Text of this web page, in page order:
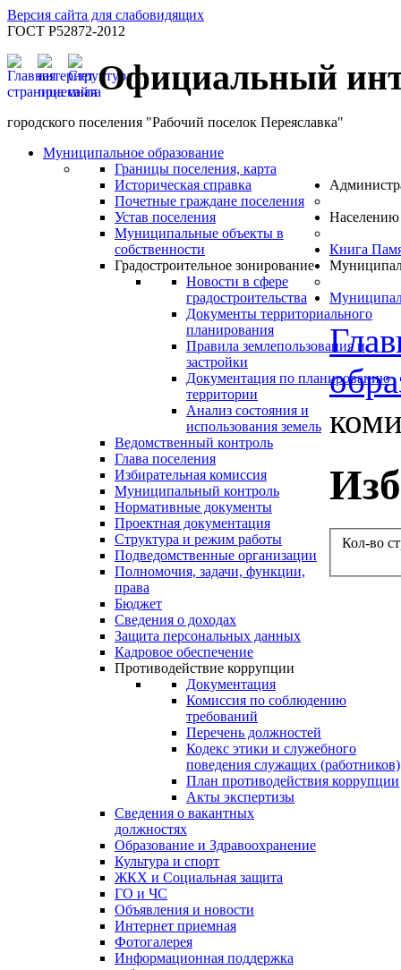
Версия сайта для слабовидящих
ГОСТ Р52872-2012
Официальный
городского поселения "Рабочий поселок Переяславка"
Муниципальное образование
Границы поселения, карта
Историческая справка
Почетные граждане поселения
Устав поселения
Муниципальные объекты в
собственности
Градостроительное зонирование
Новости в сфере
градостроительства
Документы территориального
планирования
Правила землепользования и
застройки
Документация по планированию
территории
Анализ состояния и
использования земель
Ведомственный контроль
Глава поселения
Избирательная комиссия
Муниципальный контроль
Нормативные документы
Проектная документация
Структура и режим работы
Подведомственные организации
Полномочия, задачи, функции,
права
Бюджет
Сведения о доходах
Защита персональных данных
Кадровое обеспечение
Противодействие коррупции
Документация
Комиссия по соблюдению
требований
Перечень должностей
Кодекс этики и служебного
поведения служащих (работников)
План противодействия коррупции
Акты экспертизы
Сведения о вакантных
должностях
Населению
Образование и Здравоохранение
Культура и спорт
ЖКХ и Социальная защита
ГО и ЧС
Объявления и новости
Интернет приемная
Фотогалерея
Информационная поддержка
Книга
Кол-во